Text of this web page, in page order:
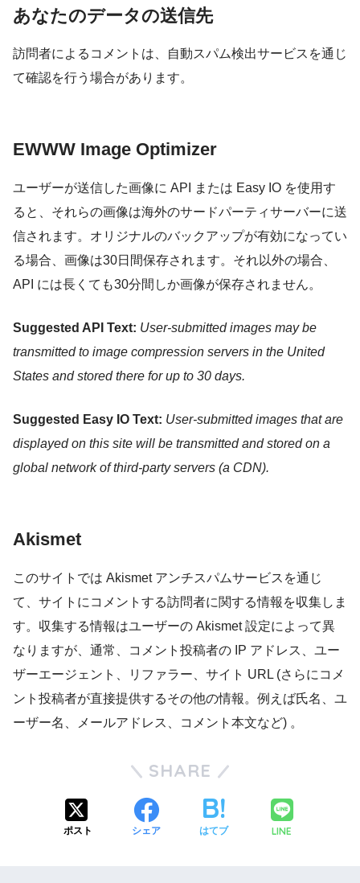
あなたのデータの送信先
訪問者によるコメントは、自動スパム検出サービスを通じ
て確認を行う場合があります。
EWWW Image Optimizer
ユーザーが送信した画像に API または Easy IO を使用す
ると、それらの画像は海外のサードパーティサーバーに送
信されます。オリジナルのバックアップが有効になってい
る場合、画像は30日間保存されます。それ以外の場合、
API には長くても30分間しか画像が保存されません。
Suggested API Text: User-submitted images may be
transmitted to image compression servers in the United
States and stored there for up to 30 days.
Suggested Easy IO Text: User-submitted images that are
displayed on this site will be transmitted and stored on a
global network of third-party servers (a CDN).
Akismet
このサイトでは Akismet アンチスパムサービスを通じ
て、サイトにコメントする訪問者に関する情報を収集しま
す。収集する情報はユーザーの Akismet 設定によって異
なりますが、通常、コメント投稿者の IP アドレス、ユー
ザーエージェント、リファラー、サイト URL (さらにコメ
ント投稿者が直接提供するその他の情報。例えば氏名、ユ
ーザー名、メールアドレス、コメント本文など) 。
SHARE
ポスト シェア はてブ LINE